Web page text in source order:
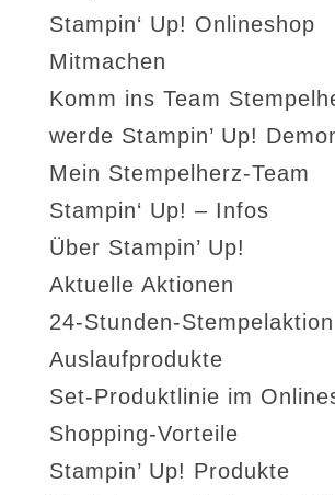
Stampin‘ Up! Onlineshop
Mitmachen
Komm ins Team
werde Stampin’ Up!
Mein Stempelherz-Team
Stampin‘ Up! – Infos
Über Stampin’ Up!
Aktuelle Aktionen
24-Stunden-Stempelaktion
Auslaufprodukte
Set-Produktlinie im
Shopping-Vorteile
Stampin’ Up! Produkte